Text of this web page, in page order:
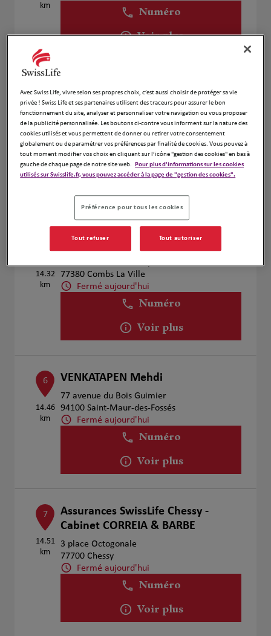
km
Numéro
Voir plus
4
13.02
km
30 Cours De La Garonne
77700 Serris
Fermé aujourd'hui
Numéro
Voir plus
Prendre RDV
14.32
km
77380 Combs La Ville
Fermé aujourd'hui
Numéro
Voir plus
6
14.46
km
VENKATAPEN Mehdi
77 avenue du Bois Guimier
94100 Saint-Maur-des-Fossés
Fermé aujourd'hui
Numéro
Voir plus
7
14.51
km
Assurances SwissLife Chessy -
Cabinet CORREIA & BARBE
3 place Octogonale
77700 Chessy
Fermé aujourd'hui
Numéro
Voir plus
Avec Swiss Life, vivre selon ses propres choix, c’est aussi choisir de protéger sa vie
privée ! Swiss Life et ses partenaires utilisent des traceurs pour assurer le bon
fonctionnement du site, analyser et personnaliser votre navigation ou vous proposer
de la publicité personnalisée. Les boutons ci-contre vous informent sur la nature des
cookies utilisés et vous permettent de donner ou retirer votre consentement
globalement ou de paramétrer vos préférences par finalité de cookies. Vous pouvez à
tout moment modifier vos choix en cliquant sur l’icône "gestion des cookies" en bas à
gauche de chaque page de notre site web.
Pour plus d'informations sur les cookies
utilisés sur Swisslife.fr, vous pouvez accéder à la page de "gestion des cookies".
Préférence pour tous les cookies
Tout refuser Tout autoriser